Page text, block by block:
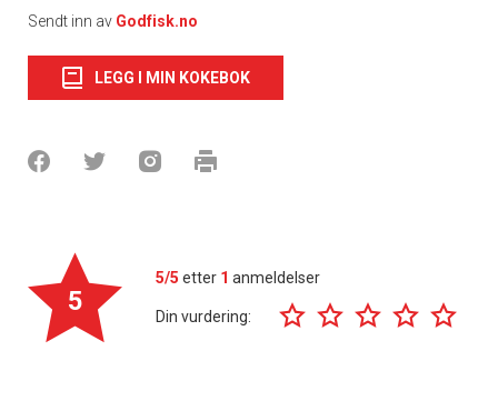
Sendt inn av Godfisk.no
LEGG I MIN KOKEBOK
5
5/5 etter 1 anmeldelser
Din vurdering: